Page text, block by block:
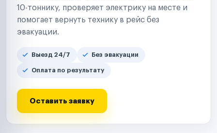
10-тоннику, проверяет электрику на месте и
помогает вернуть технику в рейс без
эвакуации.
Выезд 24/7 Без эвакуации
Оплата по результату
Оставить заявку